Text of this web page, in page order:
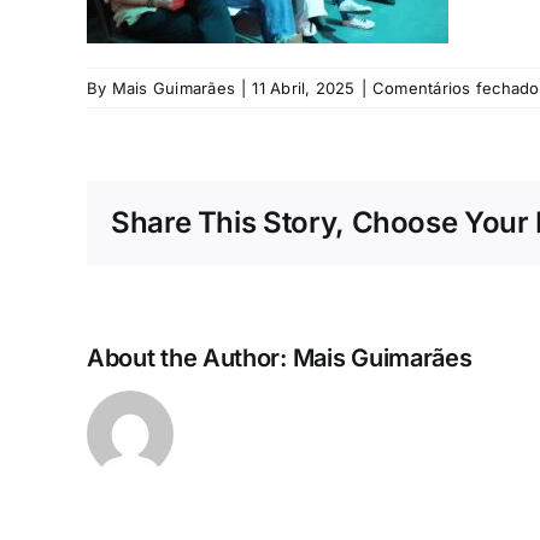
By Mais Guimarães 11 Abril, 2025 Comentários
Share This Story, Choose Your
About the Author: Mais Guimarães